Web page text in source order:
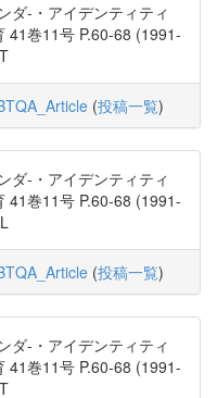
ダ-・アイデンティティ
41巻11号 P.60-68 (1991-
(投稿一覧)
ダ-・アイデンティティ
41巻11号 P.60-68 (1991-
(投稿一覧)
ダ-・アイデンティティ
41巻11号 P.60-68 (1991-